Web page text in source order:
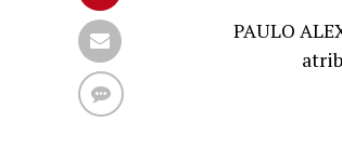
PAULO